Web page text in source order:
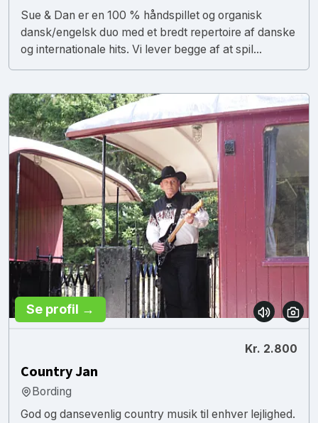
Sue & Dan er en 100 % håndspillet og organisk
dansk/engelsk duo med et bredt repertoire af danske
og internationale hits. Vi lever begge af at spil...
Se profil →
Kr. 2.800
Country Jan
Bording
God og dansevenlig country musik til enhver lejlighed.